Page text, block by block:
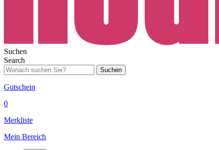
Suchen
Search
Suchen
Gutschein
0
Merkliste
Mein Bereich